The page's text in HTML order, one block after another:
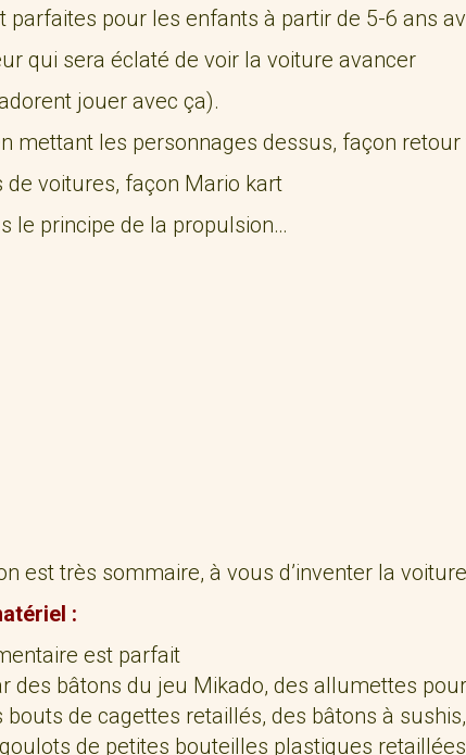
pour les enfants à partir de 5-6 ans
qui sera éclaté de voir la voiture avancer
jouer avec ça).
mettant les personnages dessus, façon
voitures, façon Mario kart
le principe de la propulsion…
est très sommaire, à vous d’inventer la
:
est parfait
bâtons du jeu Mikado, des allumettes
de cagettes retaillés, des bâtons à
de petites bouteilles plastiques